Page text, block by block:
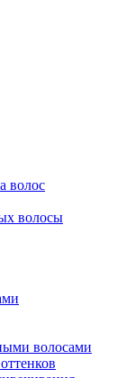
волос
волосы
волосами